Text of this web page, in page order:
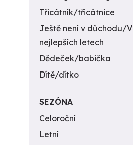
Třicátník/třicátnice
Ještě není v důchodu/V
nejlepších letech
Dědeček/babička
Dítě/dítko
SEZÓNA
Celoroční
Letní